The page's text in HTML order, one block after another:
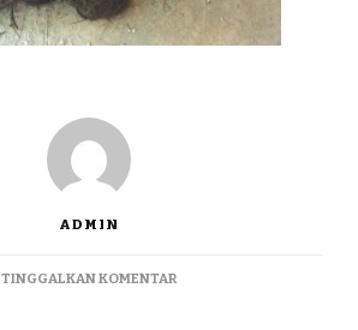
ADMIN
TINGGALKAN KOMENTARPADA